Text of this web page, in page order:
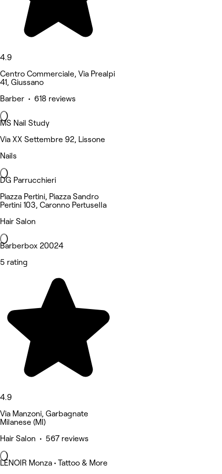
4.9
Centro Commerciale, Via Prealpi
41, Giussano
Barber • 618 reviews
MS Nail Study
Via XX Settembre 92, Lissone
Nails
DG Parrucchieri
Piazza Pertini, Piazza Sandro
Pertini 103, Caronno Pertusella
Hair Salon
Barberbox 20024
5 rating
4.9
Via Manzoni, Garbagnate
Milanese (MI)
Hair Salon • 567 reviews
LENOIR Monza • Tattoo & More